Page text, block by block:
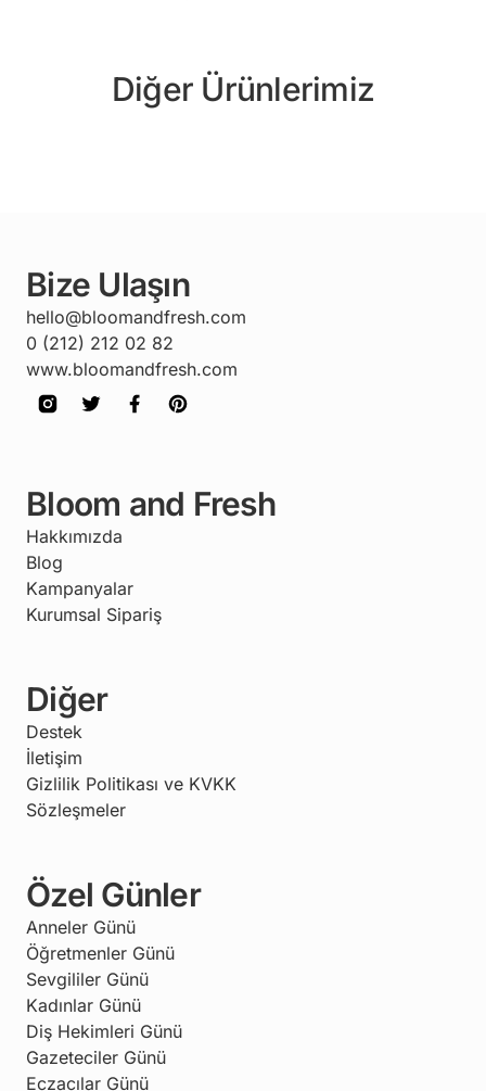
Diğer Ürünlerimiz
Bize Ulaşın
hello@bloomandfresh.com
0 (212) 212 02 82
www.bloomandfresh.com
Bloom and Fresh
Hakkımızda
Blog
Kampanyalar
Kurumsal Sipariş
Diğer
Destek
İletişim
Gizlilik Politikası ve KVKK
Sözleşmeler
Özel Günler
Anneler Günü
Öğretmenler Günü
Sevgililer Günü
Kadınlar Günü
Diş Hekimleri Günü
Gazeteciler Günü
Eczacılar Günü